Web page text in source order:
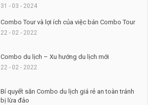
31 - 03 - 2024
Combo Tour và lợi ích của việc bán Combo Tour
22 - 02 - 2022
Combo du lịch – Xu hướng du lịch mới
22 - 02 - 2022
Bí quyết săn Combo du lịch giá rẻ an toàn tránh
bị lừa đảo